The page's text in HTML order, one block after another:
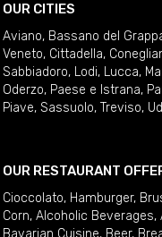
OUR CITIES
Aviano, Bassano del
Veneto, Cittadella,
Sabbiadoro, Lodi, Lucca,
Oderzo, Paese e Istrana,
Piave, Sassuolo, Treviso,
OUR RESTAURANT
Cioccolato, Hamburger,
Corn, Alcoholic Beverages,
Bavarian Cuisine, Beer,